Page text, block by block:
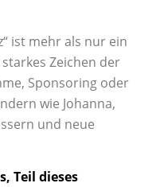
ist mehr als nur ein
Zeichen der
Sponsoring oder
wie Johanna,
und neue
Teil dieses